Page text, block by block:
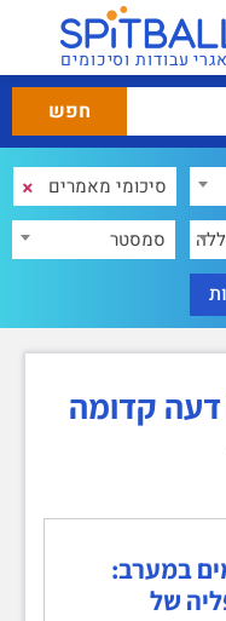
עבודות וסיכומים
×
סמסטר
דעה קדומה
במערב:
של